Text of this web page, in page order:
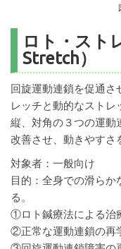
ロト・スト
Stretch）
回旋運動連鎖を促通さ
レッチと動的なストレ
縦、対角の３つの運動
改善させ、動きやすさ
対象者：一般向け
目的：全身での滑ら
る。
①ロト鍼療法による治
②正常な運動連鎖の再